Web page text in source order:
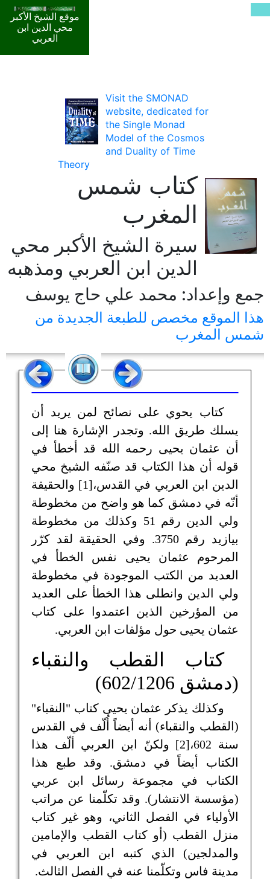
موقع الشيخ الأكبر
محي الدين ابن
العربي
Visit the SMONAD
website, dedicated for
the Single Monad
Model of the Cosmos
and Duality of Time
Theory
كتاب شمس
المغرب
سيرة الشيخ الأكبر محي
الدين ابن العربي ومذهبه
جمع وإعداد: محمد علي حاج يوسف
هذا الموقع مخصص للطبعة الجديدة من
شمس المغرب
كتاب يحوي على نصائح لمن يريد أن
يسلك طريق الله. وتجدر الإشارة هنا إلى
أن عثمان يحيى رحمه الله قد أخطأ في
قوله أن هذا الكتاب قد صنّفه الشيخ محي
الدين ابن العربي في القدس،[1] والحقيقة
أنّه في دمشق كما هو واضح من مخطوطة
ولي الدين رقم 51 وكذلك من مخطوطة
بيازيد رقم 3750. وفي الحقيقة لقد كرّر
المرحوم عثمان يحيى نفس الخطأ في
العديد من الكتب الموجودة في مخطوطة
ولي الدين وانطلى هذا الخطأ على العديد
من المؤرخين الذين اعتمدوا على كتاب
عثمان يحيى حول مؤلفات ابن العربي.
كتاب القطب والنقباء
(دمشق 602/1206)
وكذلك يذكر عثمان يحيى كتاب "النقباء"
(القطب والنقباء) أنه أيضاً أُلّف في القدس
سنة 602،[2] ولكنّ ابن العربي ألّف هذا
الكتاب أيضاً في دمشق. وقد طبع هذا
الكتاب في مجموعة رسائل ابن عربي
(مؤسسة الانتشار). وقد تكلّمنا عن مراتب
الأولياء في الفصل الثاني، وهو غير كتاب
منزل القطب (أو كتاب القطب والإمامين
والمدلجين) الذي كتبه ابن العربي في
مدينة فاس وتكلّمنا عنه في الفصل الثالث.